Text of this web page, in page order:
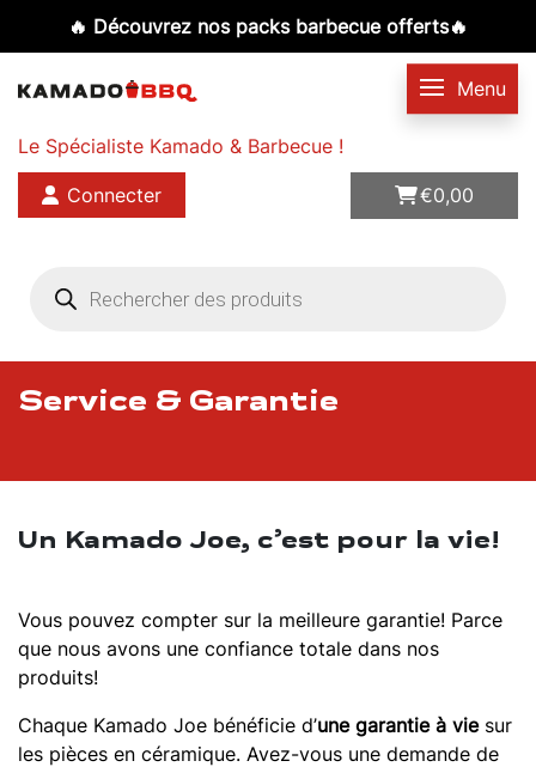
🔥 Découvrez nos packs barbecue offerts🔥
Le Spécialiste Kamado & Barbecue !
Connecter €0,00
search
Service & Garantie
Un Kamado Joe, c’est pour la vie!
Vous pouvez compter sur la meilleure garantie! Parce
que nous avons une confiance totale dans nos
produits!
Chaque Kamado Joe bénéficie d’une garantie à viesur
les pièces en céramique. Avez-vous une demande de